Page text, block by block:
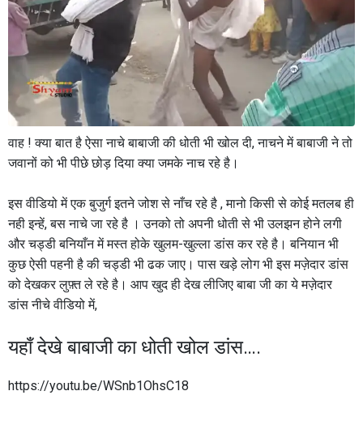
वाह ! क्या बात है ऐसा नाचे बाबाजी की धोती भी खोल दी, नाचने में बाबाजी ने तो
जवानों को भी पीछे छोड़ दिया क्या जमके नाच रहे है।
इस वीडियो में एक बुजुर्ग इतने जोश से नाँच रहे है , मानो किसी से कोई मतलब ही
नही इन्हें, बस नाचे जा रहे है । उनको तो अपनी धोती से भी उलझन होने लगी
और चड्डी बनियाँन में मस्त होके खुलम-खुल्ला डांस कर रहे है। बनियान भी
कुछ ऐसी पहनी है की चड्डी भी ढक जाए। पास खड़े लोग भी इस मज़ेदार डांस
को देखकर लुफ़्त ले रहे है। आप खुद ही देख लीजिए बाबा जी का ये मज़ेदार
डांस नीचे वीडियो में,
यहाँ देखे बाबाजी का धोती खोल डांस….
https://youtu.be/WSnb1OhsC18